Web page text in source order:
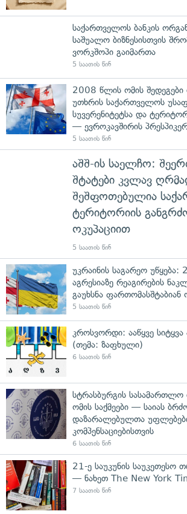
საქართველოს ბანკის
საშუალო ბიზნესისთვის
ვორკშოპი გაიმართა
5 საათის წინ
2008 წლის ომის
უთხრის საქართველოს
სუვერენიტეტსა და
— ევროკავშირის
5 საათის წინ
აშშ-ის საელჩო:
შტატები კვლავ
შეშფოთებულია
ტერიტორიის
ოკუპაციით
5 საათის წინ
უკრაინის საგარეო
აგრესიაზე რეაგირების
გაუხსნა ფართომასშტაბიან
5 საათის წინ
კროსვორდი: ააწყვე
(თემა: ზაფხული)
6 საათის წინ
სტრასბურგის
ომის საქმეები — საიას
დაზარალებულთა
კომპენსაციებისთვის
6 საათის წინ
21-ე საუკუნის საუკეთესო
— ნახეთ The New York
7 საათის წინ